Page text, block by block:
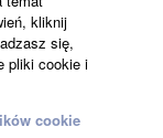
kliknij
się,
pliki cookie i
cookie